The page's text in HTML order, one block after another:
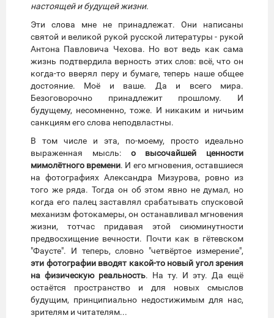
настоящей и будущей жизни.
Эти слова мне не принадлежат. Они написаны
святой и великой рукой русской литературы - рукой
Антона Павловича Чехова. Но вот ведь как сама
жизнь подтвердила верность этих слов: всё, что он
когда-то вверял перу и бумаге, теперь наше общее
достояние. Моё и ваше. Да и всего мира.
Безоговорочно принадлежит прошлому. И
будущему, несомненно, тоже. И никаким и ничьим
санкциям его слова неподвластны.
В том числе и эта, по-моему, просто идеально
выраженная мысль: о высочайшей ценности
мимолётного времени. И его мгновения, оставшиеся
на фотографиях Александра Мизурова, ровно из
того же ряда. Тогда он об этом явно не думал, но
когда его палец заставлял срабатывать спусковой
механизм фотокамеры, он останавливал мгновения
жизни, тотчас придавая этой сиюминутности
предвосхищение вечности. Почти как в гётевском
"Фаусте". И теперь, словно "четвёртое измерение",
эти фотографии вводят какой-то новый угол зрения
на физическую реальность. На ту. И эту. Да ещё
остаётся пространство и для новых смыслов
будущим, принципиально недостижимым для нас,
зрителям и читателям...